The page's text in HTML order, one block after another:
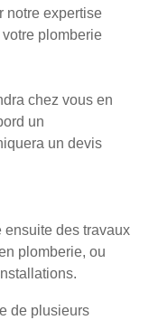
notre expertise
plomberie
chez vous en
un
un devis
ensuite des travaux
plomberie, ou
de plusieurs